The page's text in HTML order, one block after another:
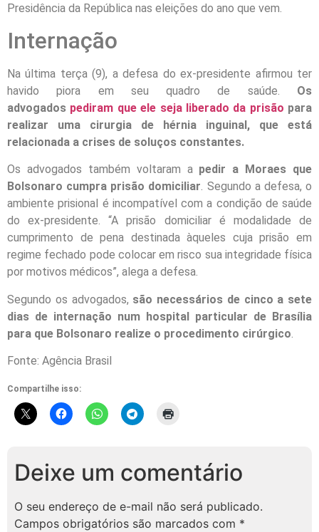
Presidência da República nas eleições do ano que vem.
Internação
Na última terça (9), a defesa do ex-presidente afirmou ter
havido piora em seu quadro de saúde. Os
advogados pediram que ele seja liberado da prisão para
realizar uma cirurgia de hérnia inguinal, que está
relacionada a crises de soluços constantes.
Os advogados também voltaram a pedir a Moraes que
Bolsonaro cumpra prisão domiciliar. Segundo a defesa, o
ambiente prisional é incompatível com a condição de saúde
do ex-presidente. “A prisão domiciliar é modalidade de
cumprimento de pena destinada àqueles cuja prisão em
regime fechado pode colocar em risco sua integridade física
por motivos médicos”, alega a defesa.
Segundo os advogados, são necessários de cinco a sete
dias de internação num hospital particular de Brasília
para que Bolsonaro realize o procedimento cirúrgico
Fonte: Agência Brasil
Compartilhe isso:
Deixe um comentário
O seu endereço de e-mail não será publicado.
Campos obrigatórios são marcados com *